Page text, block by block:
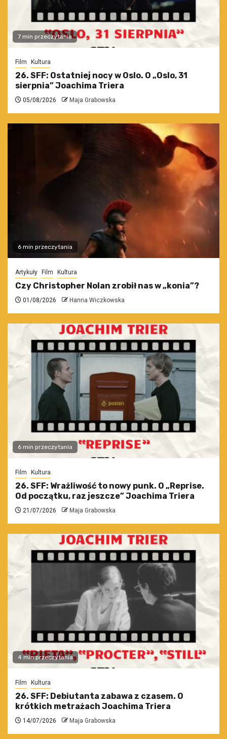
7 min przeczytania
Film Kultura
26. SFF: Ostatniej nocy w Oslo. O „Oslo, 31
sierpnia” Joachima Triera
05/08/2026 Maja Grabowska
6 min przeczytania
Artykuły Film Kultura
Czy Christopher Nolan zrobił nas w „konia”?
01/08/2026 Hanna Wiczkowska
6 min przeczytania
Film Kultura
26. SFF: Wrażliwość to nowy punk. O „Reprise.
Od początku, raz jeszcze” Joachima Triera
21/07/2026 Maja Grabowska
4 min przeczytania
Film Kultura
26. SFF: Debiutanta zabawa z czasem. O
krótkich metrażach Joachima Triera
14/07/2026 Maja Grabowska